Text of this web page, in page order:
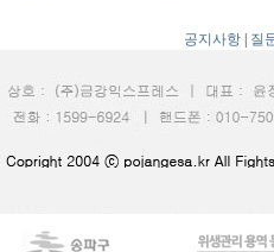
공지사항 | 질